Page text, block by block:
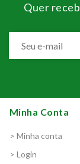
Quer
Minha Conta
> Minha conta
> Login